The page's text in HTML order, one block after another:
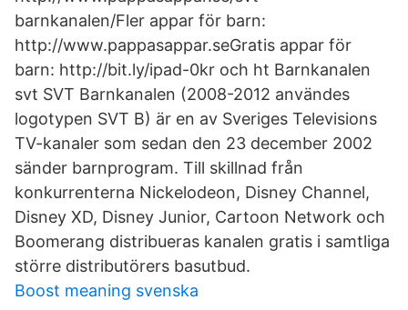
barnkanalen/Fler appar för barn:
http://www.pappasappar.seGratis appar för
barn: http://bit.ly/ipad-0kr och ht Barnkanalen
svt SVT Barnkanalen (2008-2012 användes
logotypen SVT B) är en av Sveriges Televisions
TV-kanaler som sedan den 23 december 2002
sänder barnprogram. Till skillnad från
konkurrenterna Nickelodeon, Disney Channel,
Disney XD, Disney Junior, Cartoon Network och
Boomerang distribueras kanalen gratis i samtliga
större distributörers basutbud.
Boost meaning svenska